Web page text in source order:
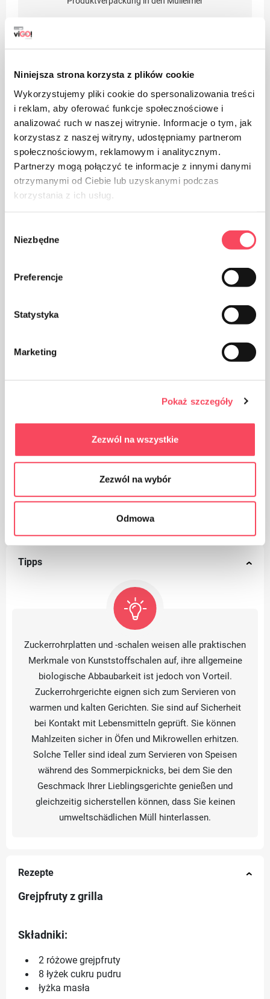
Niniejsza strona korzysta z plików cookie
Wykorzystujemy pliki cookie do spersonalizowania treści
i reklam, aby oferować funkcje społecznościowe i
analizować ruch w naszej witrynie. Informacje o tym, jak
korzystasz z naszej witryny, udostępniamy partnerom
społecznościowym, reklamowym i analitycznym.
Partnerzy mogą połączyć te informacje z innymi danymi
otrzymanymi od Ciebie lub uzyskanymi podczas
korzystania z ich usług.
zgody
Niezbędne
Preferencje
Statystyka
Marketing
Pokaż szczegóły
Zezwól na wszystkie
Zezwól na wybór
Odmowa
Geeignet für Recycling
Vorteile
Umweltfreundliches Produkt
Hergestellt aus 100% pflanzlichen Zutaten
Perfekt für ein Picknick oder eine Party
Die Härte erleichtert das Auftragen und
Schnitte
Sie können Lebensmittel in der Mikrowelle
aufwärmen, im Kühlschrank oder
Gefrierschrank aufbewahren
Tipps
Zuckerrohrplatten und -schalen weisen alle praktischen
Merkmale von Kunststoffschalen auf, ihre allgemeine
biologische Abbaubarkeit ist jedoch von Vorteil.
Zuckerrohrgerichte eignen sich zum Servieren von
warmen und kalten Gerichten. Sie sind auf Sicherheit
bei Kontakt mit Lebensmitteln geprüft. Sie können
Mahlzeiten sicher in Öfen und Mikrowellen erhitzen.
Solche Teller sind ideal zum Servieren von Speisen
während des Sommerpicknicks, bei dem Sie den
Geschmack Ihrer Lieblingsgerichte genießen und
gleichzeitig sicherstellen können, dass Sie keinen
umweltschädlichen Müll hinterlassen.
Rezepte
Grejpfruty z grilla
Składniki:
2 różowe grejpfruty
8 łyżek cukru pudru
łyżka masła